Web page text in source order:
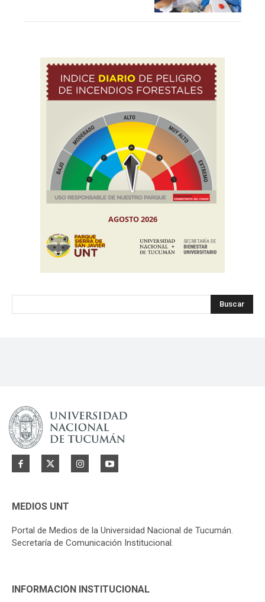
Buscar
MEDIOS UNT
Portal de Medios de la Universidad Nacional de Tucumán.
Secretaría de Comunicación Institucional.
INFORMACIÓN INSTITUCIONAL